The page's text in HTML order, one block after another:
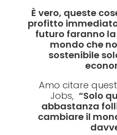
È vero, queste
profitto
futuro faranno
mondo che
sostenibile
Amo citare
Jobs, “Solo
abbastanza
cambiare il